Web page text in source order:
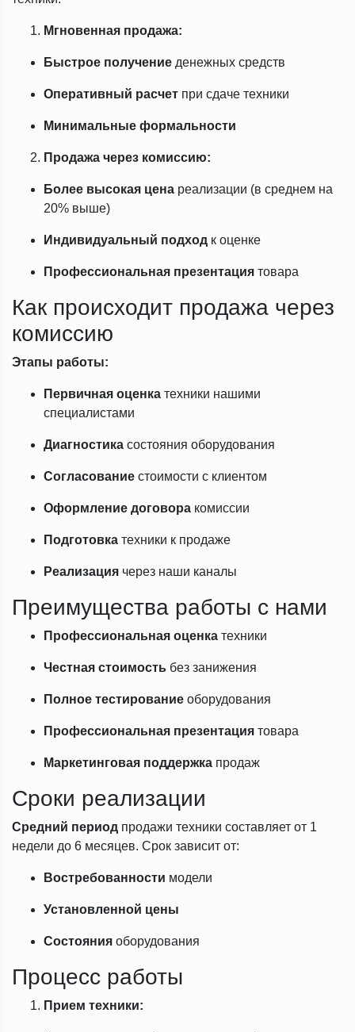
Мгновенная продажа:
Быстрое получение денежных средств
Оперативный расчет при сдаче техники
Минимальные формальности
Продажа через комиссию:
Более высокая цена реализации (в среднем на
20% выше)
Индивидуальный подход к оценке
Профессиональная презентация товара
Как происходит продажа через
комиссию
Этапы работы:
Первичная оценка техники нашими
специалистами
Диагностика состояния оборудования
Согласование стоимости с клиентом
Оформление договора комиссии
Подготовка техники к продаже
Реализация через наши каналы
Преимущества работы с нами
Профессиональная оценка техники
Честная стоимость без занижения
Полное тестирование оборудования
Профессиональная презентация товара
Маркетинговая поддержка продаж
Сроки реализации
Средний период продажи техники составляет от 1
недели до 6 месяцев. Срок зависит от:
Востребованности модели
Установленной цены
Состояния оборудования
Процесс работы
Прием техники: